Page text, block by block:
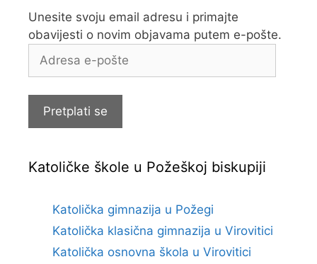
Unesite svoju email adresu i primajte
obavijesti o novim objavama putem e-pošte.
e-
Pretplati se
Katoličke škole u Požeškoj biskupiji
Katolička gimnazija u Požegi
Katolička klasična gimnazija u Virovitici
Katolička osnovna škola u Virovitici